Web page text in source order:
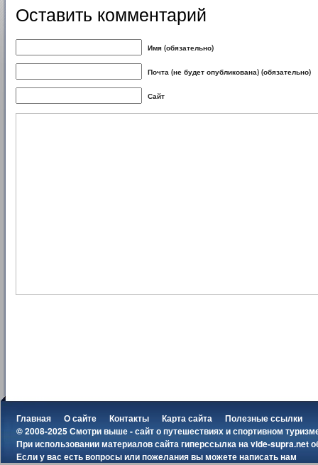
Оставить комментарий
Имя (обязательно)
Почта (не будет опубликована) (обязательно)
Сайт
Главная О сайте Контакты Карта сайта
Полезные ссылки
© 2008-2025 Смотри выше - сайт о путешествиях и спортивном
При использовании материалов сайта гиперссылка наvide-supra.net
Если у вас есть вопросы или пожелания вы можетенаписать нам